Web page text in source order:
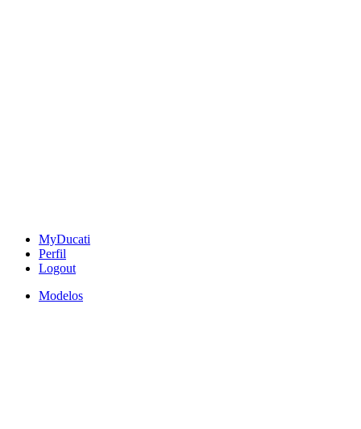
MyDucati
Perfil
Logout
Modelos